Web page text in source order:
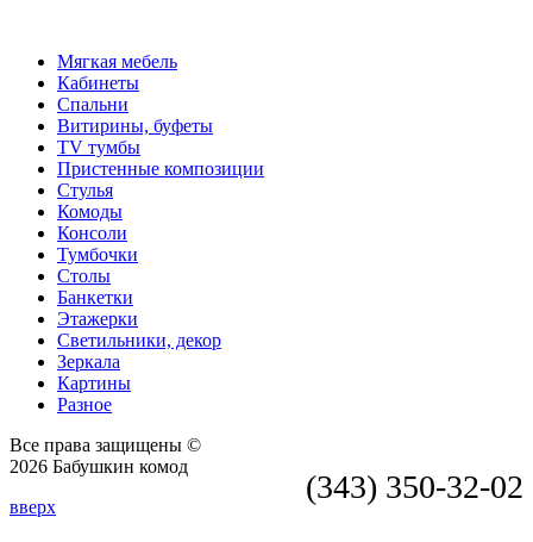
Мягкая мебель
Кабинеты
Спальни
Витирины, буфеты
TV тумбы
Пристенные композиции
Стулья
Комоды
Консоли
Тумбочки
Столы
Банкетки
Этажерки
Светильники, декор
Зеркала
Картины
Разное
(343) 350-32-02
Все права защищены ©
2026 Бабушкин комод
вверх